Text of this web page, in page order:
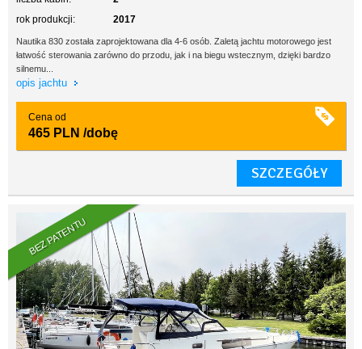
rok produkcji:
2017
Nautika 830 została zaprojektowana dla 4-6 osób. Zaletą jachtu motorowego jest
łatwość sterowania zarówno do przodu, jak i na biegu wstecznym, dzięki bardzo
silnemu...
opis jachtu
Cena od
465 PLN /dobę
SZCZEGÓŁY
BEZ PATENTU